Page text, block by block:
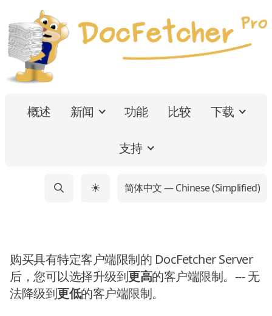
概述 新闻 功能 比较 下载
支持
☀ 简体中文 — Chinese (Simplified)
购买具有特定客户端限制的 DocFetcher Server
后，您可以选择升级到更高的客户端限制。--- 无
法降级到更低的客户端限制。